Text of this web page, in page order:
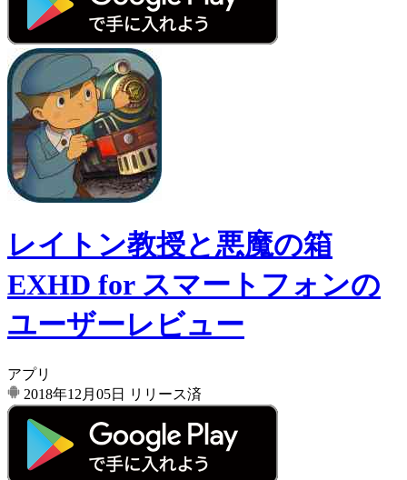
レイトン教授と悪魔の箱
EXHD for スマートフォンの
ユーザーレビュー
アプリ
2018年12月05日
リリース済